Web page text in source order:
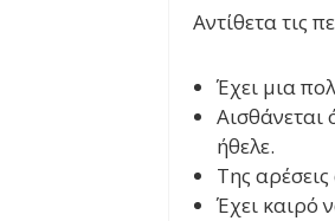
Αντίθετα τις
Έχει μια
Αισθάνεται
ήθελε.
Της
Έχει καιρό